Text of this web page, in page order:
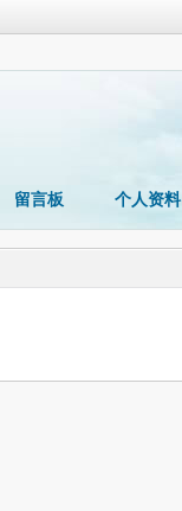
留言板 个人资料